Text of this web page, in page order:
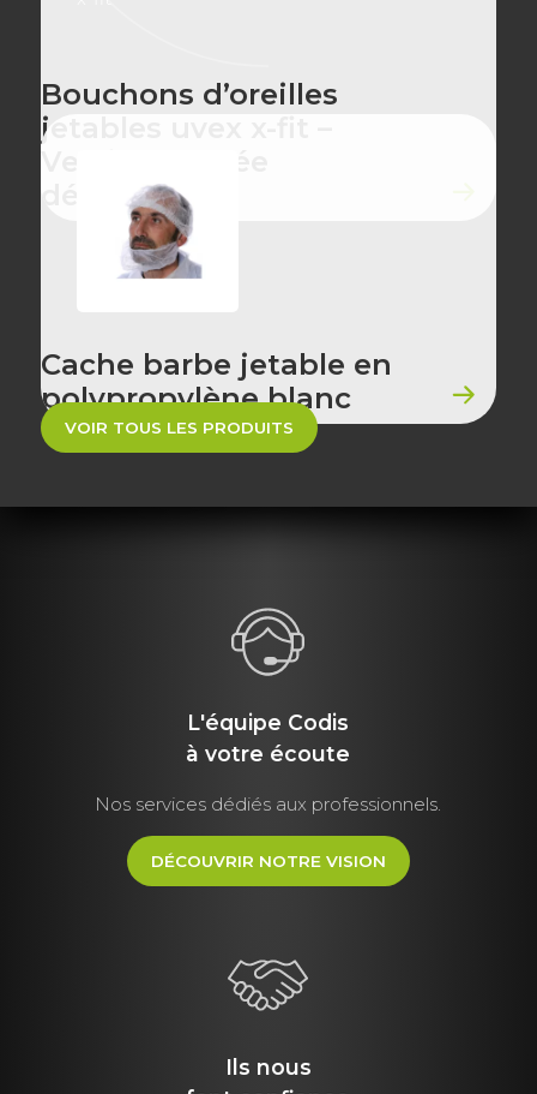
Bouchons d’oreilles
jetables uvex x-fit –
détectable
Cache barbe jetable en
polypropylène blanc
VOIR TOUS LES PRODUITS
L'équipe Codis
à votre écoute
Nos services dédiés aux professionnels.
DÉCOUVRIR NOTRE VISION
Ils nous